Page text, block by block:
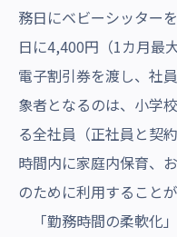
務日にベビーシッター
日に4,400円（1カ月最
電子割引券を渡し、社
象者となるのは、小学
る全社員（正社員と契
時間内に家庭内保育、
のために利用することが
「勤務時間の柔軟化